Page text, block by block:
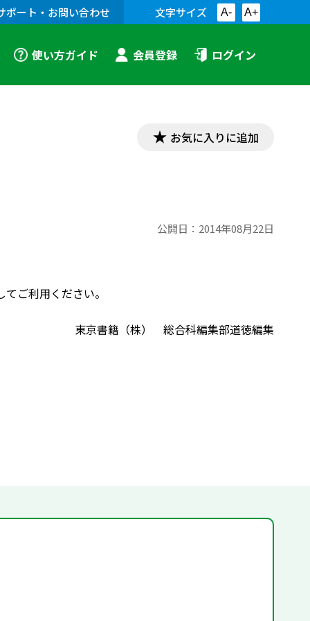
ポート・お問い合わせ 文字サイズ A- A+
使い方ガイド 会員登録 ログイン
お気に入りに追加
公開日： 2014年08月22日
ご利用ください。
東京書籍（株） 総合科編集部道徳編集